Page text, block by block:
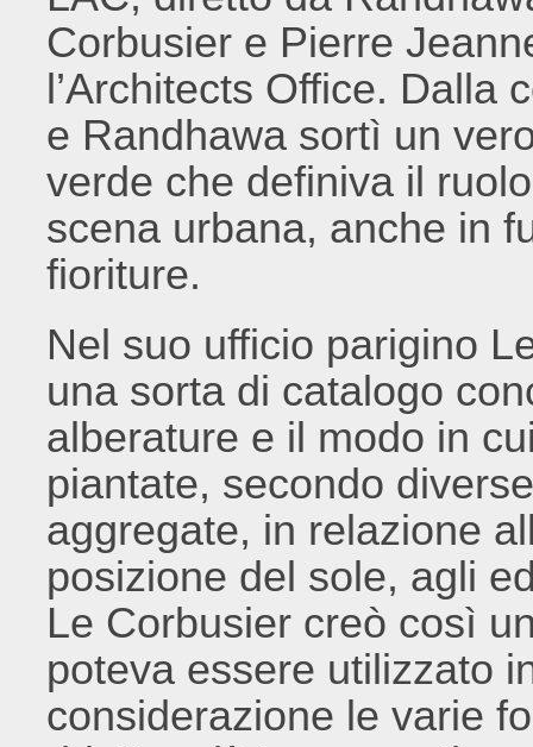
Corbusier e Pierre
l’Architects Office. Dalla
e Randhawa sortì un
verde che definiva il
scena urbana, anche in
fioriture.
Nel suo ufficio parigino
una sorta di catalogo
alberature e il modo in
piantate, secondo
aggregate, in relazione
posizione del sole, agli
Le Corbusier creò così
poteva essere utilizzato
considerazione le varie